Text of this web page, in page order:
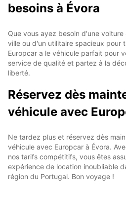
besoins à Évora
Que vous ayez besoin d'une
ville ou d'un utilitaire spacieux pour
Europcar a le véhicule parfait pour
service de qualité et partez à la
liberté.
Réservez dès
véhicule avec
Ne tardez plus et réservez dès
véhicule avec Europcar à Évora.
nos tarifs compétitifs, vous êtes
expérience de location inoubliable
région du Portugal. Bon voyage !